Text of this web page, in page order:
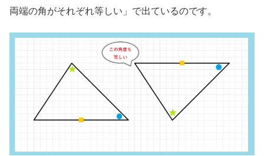
両端の角がそれぞれ等しい」で出ているのです。